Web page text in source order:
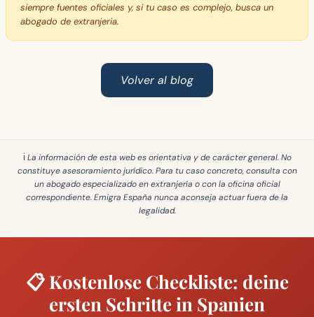
siempre fuentes oficiales y, si tu caso es complejo, busca un
abogado de extranjeria.
Volver al blog
ℹ️ La información de esta web esorientativa y de carácter general. No
constituye asesoramiento jurídico. Para tu caso concreto, consulta con
un abogado especializado en extranjería o con la oficina oficial
correspondiente. Emigra España nunca aconseja actuar fuera de la
legalidad.
📋 Kostenlose Checkliste: deine
ersten Schritte in Spanien